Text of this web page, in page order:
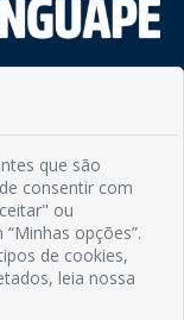
13h
que são
consentir com
ou
opções”.
de cookies,
leia nossa